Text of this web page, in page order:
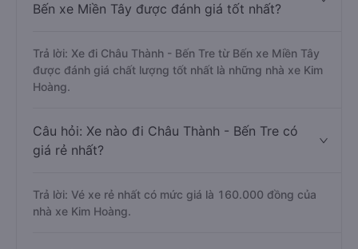
Bến xe Miền Tây được đánh giá tốt nhất?
Trả lời: Xe đi Châu Thành - Bến Tre từ Bến xe Miền Tây
được đánh giá chất lượng tốt nhất là những nhà xe Kim
Hoàng.
Câu hỏi: Xe nào đi Châu Thành - Bến Tre có
giá rẻ nhất?
Trả lời: Vé xe rẻ nhất có mức giá là 160.000 đồng của
nhà xe Kim Hoàng.